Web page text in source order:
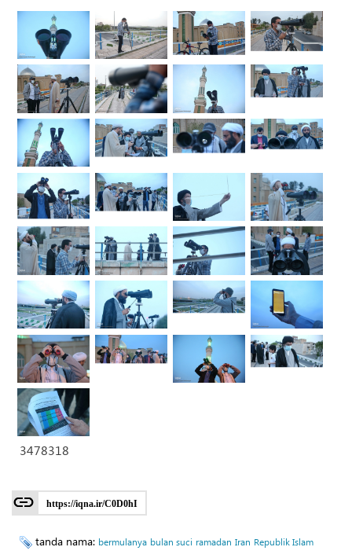
3478318
https://iqna.ir/C0D0hI
tanda nama: bermulanya bulan suci ramadan Iran Republik Islam